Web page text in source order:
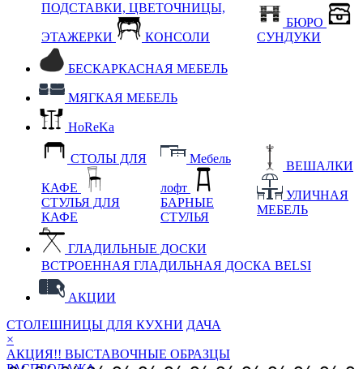
ПОДСТАВКИ, ЦВЕТОЧНИЦЫ,
ЭТАЖЕРКИ КОНСОЛИ
БЮРО
СУНДУКИ
БЕСКАРКАСНАЯ МЕБЕЛЬ
МЯГКАЯ МЕБЕЛЬ
HoReKa
СТОЛЫ ДЛЯ
КАФЕ
СТУЛЬЯ ДЛЯ
КАФЕ
Мебель
лофт
БАРНЫЕ
СТУЛЬЯ
ВЕШАЛКИ
УЛИЧНАЯ
МЕБЕЛЬ
ГЛАДИЛЬНЫЕ ДОСКИ
ВСТРОЕННАЯ ГЛАДИЛЬНАЯ ДОСКА BELSI
АКЦИИ
СТОЛЕШНИЦЫ ДЛЯ КУХНИ ДАЧА
×
АКЦИЯ!! ВЫСТАВОЧНЫЕ ОБРАЗЦЫ